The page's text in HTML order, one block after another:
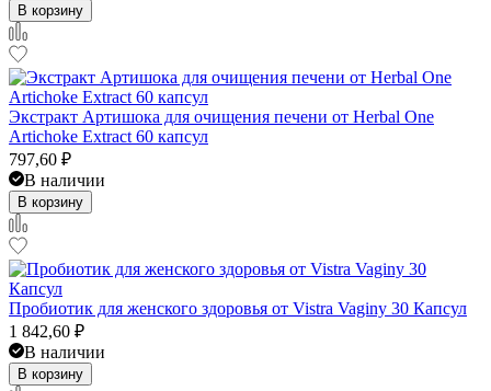
В корзину
Экстракт Артишока для очищения печени от Herbal One
Artichoke Extract 60 капсул
797,60 ₽
В наличии
В корзину
Пробиотик для женского здоровья от Vistra Vaginy 30 Капсул
1 842,60 ₽
В наличии
В корзину